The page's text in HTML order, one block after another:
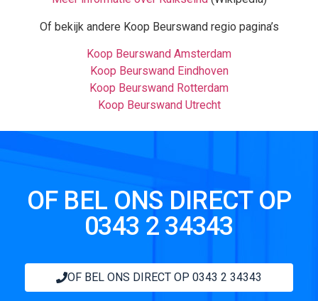
Of bekijk andere Koop Beurswand regio pagina’s
Koop Beurswand Amsterdam
Koop Beurswand Eindhoven
Koop Beurswand Rotterdam
Koop Beurswand Utrecht
OF BEL ONS DIRECT OP
0343 2 34343
OF BEL ONS DIRECT OP 0343 2 34343